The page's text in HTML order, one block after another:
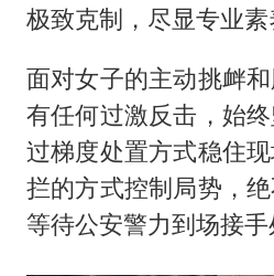
极致克制，尽显专业素
面对女子的主动挑衅
有任何过激反击，始
过梯度处置方式稳住
拦的方式控制局势，
等待公安警力到场接手